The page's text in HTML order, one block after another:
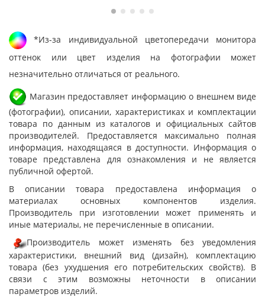
*Из-за индивидуальной цветопередачи монитора
оттенок или цвет изделия на фотографии может
незначительно отличаться от реального.
Магазин предоставляет информацию о внешнем виде
(фотографии), описании, характеристиках и комплектации
товара по данным из каталогов и официальных сайтов
производителей. Предоставляется максимально полная
информация, находящаяся в доступности. Информация о
товаре представлена для ознакомления и не является
публичной офертой.
В описании товара предоставлена информация о
материалах основных компонентов изделия.
Производитель при изготовлении может применять и
иные материалы, не перечисленные в описании.
Производитель может изменять без уведомления
характеристики, внешний вид (дизайн), комплектацию
товара (без ухудшения его потребительских свойств). В
связи с этим возможны неточности в описании
параметров изделий.